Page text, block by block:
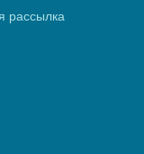
рассылка